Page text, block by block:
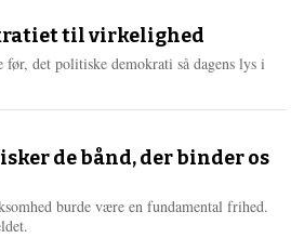
e
r
e
til virkelighed
det politiske demokrati så dagens lys i
de bånd, der binder os
burde være en fundamental frihed.